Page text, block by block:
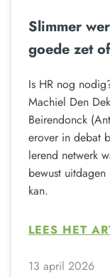
Slimmer
goede zet
Is HR nog
Machiel Den
Beirendonck
erover in debat
lerend netwerk
bewust
kan.
LEES HET
13 april 2026